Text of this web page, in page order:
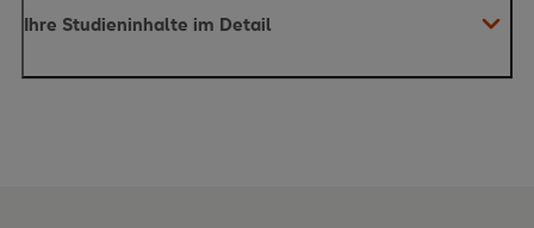
Ihre Studieninhalte im Detail